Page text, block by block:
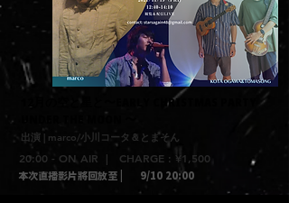
​12月の空と星と〜EARLY CHRISTMAS PARTY
UNDER THE MOON 〜
出演 | marco/小川コータ＆とまそん
20:00 - ON AIR | CHARGE : ¥1,500
本次直播影片將回放至 | 9/10 20:00